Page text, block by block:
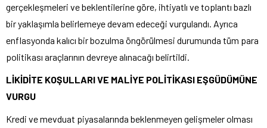
gerçekleşmeleri ve beklentilerine göre, ihtiyatlı ve toplantı bazlı
bir yaklaşımla belirlemeye devam edeceği vurgulandı. Ayrıca
enflasyonda kalıcı bir bozulma öngörülmesi durumunda tüm para
politikası araçlarının devreye alınacağı belirtildi.
LİKİDİTE KOŞULLARI VE MALİYE POLİTİKASI EŞGÜDÜMÜNE
VURGU
Kredi ve mevduat piyasalarında beklenmeyen gelişmeler olması